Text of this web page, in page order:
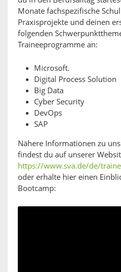
Monate fachspezifische
Praxisprojekte und deinen
folgenden
Traineeprogramme an:
Microsoft.
Digital Process Solution
Big Data
Cyber Security
DevOps
SAP
Nähere Informationen zu
findest du auf unserer
https://www.sva.de/de/
oder erhalte hier einen
Bootcamp: